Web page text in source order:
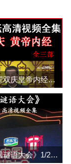
百家讲坛翟双庆皇帝内经《黄帝内经》视频和音频全集1/2/3/4部百度网盘下载
央视《中国谜语大会》1/2/3季高清视频全集百度网盘百度云下载